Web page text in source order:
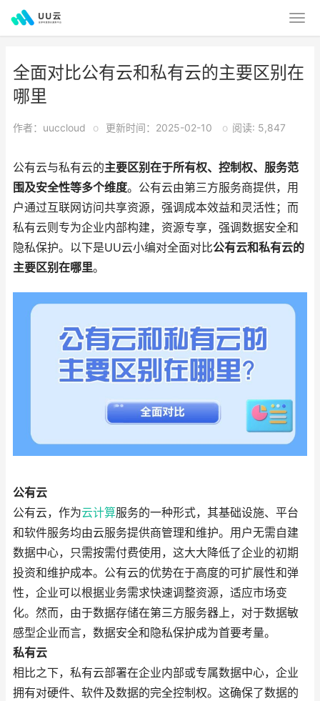
全面对比公有云和私有云的主要区别在
哪里
作者：uuccloud o 更新时间：2025-02-10 o 阅读: 5,847
公有云与私有云的主要区别在于所有权、控制权、服务范
围及安全性等多个维度。公有云由第三方服务商提供，用
户通过互联网访问共享资源，强调成本效益和灵活性；而
私有云则专为企业内部构建，资源专享，强调数据安全和
隐私保护。以下是UU云小编对全面对比公有云和私有云的
主要区别在哪里。
公有云
公有云，作为云计算服务的一种形式，其基础设施、平台
和软件服务均由云服务提供商管理和维护。用户无需自建
数据中心，只需按需付费使用，这大大降低了企业的初期
投资和维护成本。公有云的优势在于高度的可扩展性和弹
性，企业可以根据业务需求快速调整资源，适应市场变
化。然而，由于数据存储在第三方服务器上，对于数据敏
感型企业而言，数据安全和隐私保护成为首要考量。
私有云
相比之下，私有云部署在企业内部或专属数据中心，企业
拥有对硬件、软件及数据的完全控制权。这确保了数据的